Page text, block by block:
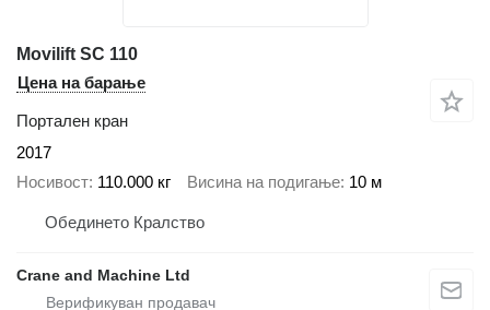
Movilift SC 110
Цена на барање
Портален кран
2017
Носивост 110.000 кг Висина на подигање 10 м
Обединето Кралство
Crane and Machine Ltd